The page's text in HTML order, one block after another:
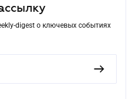
digest о ключевых событиях